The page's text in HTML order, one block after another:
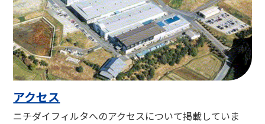
アクセス
ニチダイフィルタへのアクセスについて掲載していま